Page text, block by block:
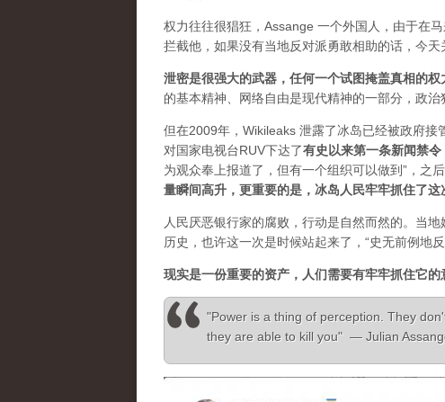
权力往往很猖狂，Assange 一个外国人，由于在
拦截他，如果没有当地反对派勇敢相助的话，今天
泄密是很强大的武器，任何一个试图掩盖真相的权
的基本精神、网络自由是现代精神的一部分，政
但在2009年，Wikileaks 泄露了冰岛已经被政府
对国家电视台RUV下达了有史以来第一条新闻禁令
为观众奉上报道了，但有一个组织可以做到”，之
量瞬间高升，更重要的是，冰岛人民牢牢抓住了这
人民厌恶银行家的腐败，行动是自然而然的。当
历史，也许这一次是时候站起来了，“史无前例地反
现实是一份重要的资产，人们需要有牢牢抓住它
"Power is a thing of perception. They
they are able to kill you" — Julian